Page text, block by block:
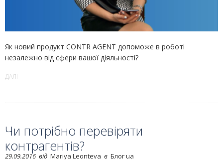
Як новий продукт CONTR AGENT допоможе в роботі
незалежно від сфери вашої діяльності?
ДАЛІ
Чи потрібно перевіряти
контрагентів?
29.09.2016 від Mariya Leonteva в Блог ua